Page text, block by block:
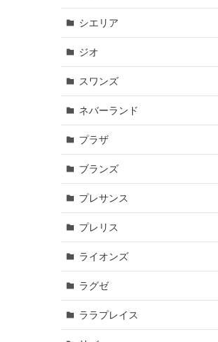
シエリア
ジオ
スワンズ
ネバーランド
プラザ
ブランズ
プレサンス
プレリス
ライオンズ
ラグゼ
ララプレイス